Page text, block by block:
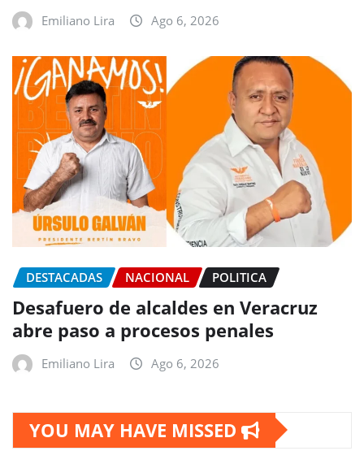
Emiliano Lira Ago 6, 2026
DESTACADAS NACIONAL POLITICA
Desafuero de alcaldes en Veracruz
abre paso a procesos penales
Emiliano Lira Ago 6, 2026
YOU MAY HAVE MISSED